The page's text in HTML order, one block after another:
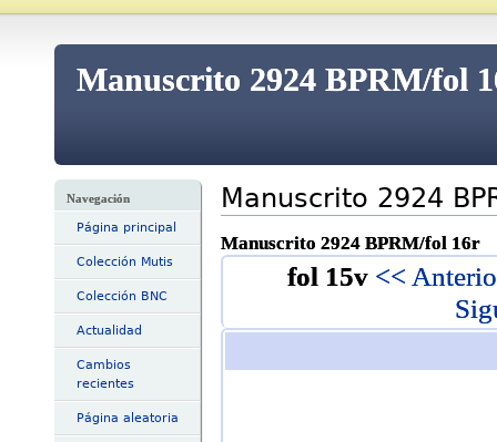
Manuscrito 2924 BPRM/fol
Navegación
Página principal
Colección Mutis
Colección BNC
Actualidad
Cambios
recientes
Página aleatoria
Manuscrito 2924
Manuscrito 2924 BPRM/fol 16r
fol 15v <<